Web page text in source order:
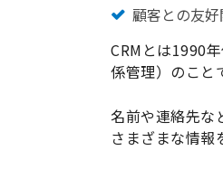
顧客との友
CRMとは1990
係管理）のこと
名前や連絡先な
さまざまな情報